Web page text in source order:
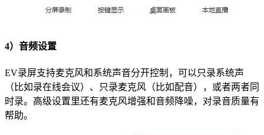
4）音频设置
EV录屏支持麦克风和系统声音分开控制，可以只录系统声
（比如录在线会议）、只录麦克风（比如配音），或者两者同
时录。高级设置里还有麦克风增强和音频降噪，对录音质量有
帮助。